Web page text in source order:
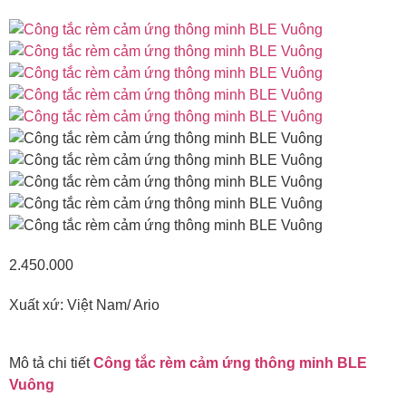
2.450.000
Xuất xứ: Việt Nam/ Ario
Mô tả chi tiếtCông tắc rèm cảm ứng thông minh BLE
Vuông